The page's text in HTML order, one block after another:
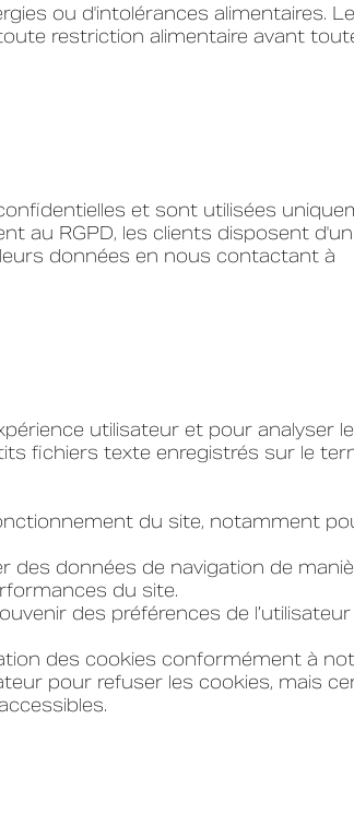
ou d'intolérances alimentaires.
restriction alimentaire avant
et sont utilisées
au RGPD, les clients disposent
données en nous contactant à
utilisateur et pour analyser
fichiers texte enregistrés sur le
du site, notamment
des données de navigation de
du site.
des préférences de
des cookies conformément à
pour refuser les cookies, mais